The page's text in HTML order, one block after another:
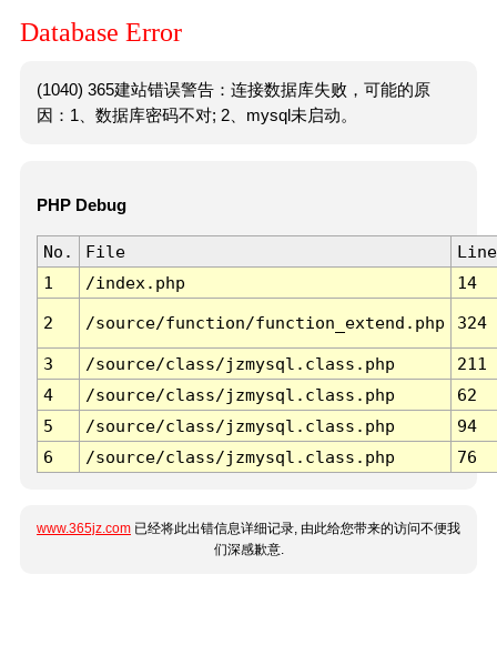
Database Error
(1040) 365建站错误警告：连接数据库失败，可能的原
因：1、数据库密码不对; 2、mysql未启动。
PHP Debug
No. File
Line
1
/index.php 14
2 /source/function/function_extend.php 324
3 /source/class/jzmysql.class.php
211
4
/source/class/jzmysql.class.php
62
5
/source/class/jzmysql.class.php
94
6
/source/class/jzmysql.class.php 76
www.365jz.com 已经将此出错信息详细记录, 由此给您带来的访问不便我
们深感歉意.